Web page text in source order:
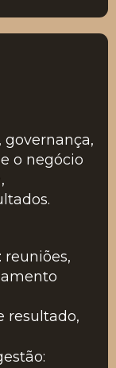
governança,
o negócio
resultado,